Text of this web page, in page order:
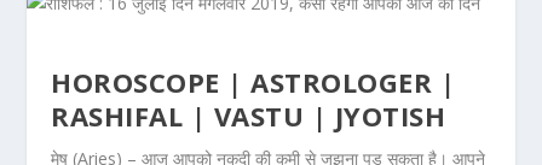
HOROSCOPE | ASTROLOGER |
RASHIFAL | VASTU | JYOTISH
मेष (Aries) –आज आपको नकदी की कमी से जूझना पड़ सकता है। आपने